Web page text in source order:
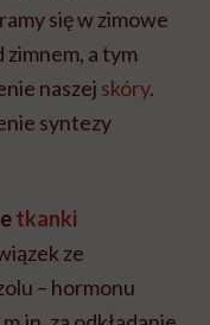
się w zimowe
a tym
naszej skóry.
syntezy
tkanki
ze
– hormonu